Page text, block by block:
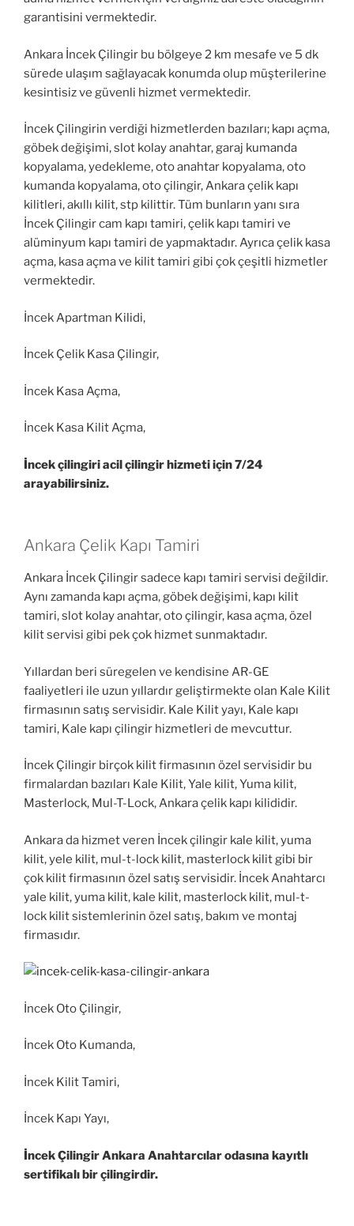
garantisini vermektedir.
Ankara İncek Çilingir bu bölgeye 2 km mesafe ve 5 dk
sürede ulaşım sağlayacak konumda olup müşterilerine
kesintisiz ve güvenli hizmet vermektedir.
İncek Çilingirin verdiği hizmetlerden bazıları; kapı açma,
göbek değişimi, slot kolay anahtar, garaj kumanda
kopyalama, yedekleme, oto anahtar kopyalama, oto
kumanda kopyalama, oto çilingir, Ankara çelik kapı
kilitleri, akıllı kilit, stp kilittir. Tüm bunların yanı sıra
İncek Çilingir cam kapı tamiri, çelik kapı tamiri ve
alüminyum kapı tamiri de yapmaktadır. Ayrıca çelik kasa
açma, kasa açma ve kilit tamiri gibi çok çeşitli hizmetler
vermektedir.
İncek Apartman Kilidi,
İncek Çelik Kasa Çilingir,
İncek Kasa Açma,
İncek Kasa Kilit Açma,
İncek çilingiri acil çilingir hizmeti için 7/24
arayabilirsiniz.
Ankara Çelik Kapı Tamiri
Ankara İncek Çilingir sadece kapı tamiri servisi değildir.
Aynı zamanda kapı açma, göbek değişimi, kapı kilit
tamiri, slot kolay anahtar, oto çilingir, kasa açma, özel
kilit servisi gibi pek çok hizmet sunmaktadır.
Yıllardan beri süregelen ve kendisine AR-GE
faaliyetleri ile uzun yıllardır geliştirmekte olan Kale Kilit
firmasının satış servisidir. Kale Kilit yayı, Kale kapı
tamiri, Kale kapı çilingir hizmetleri de mevcuttur.
İncek Çilingir birçok kilit firmasının özel servisidir bu
firmalardan bazıları Kale Kilit, Yale kilit, Yuma kilit,
Masterlock, Mul-T-Lock, Ankara çelik kapı kilididir.
Ankara da hizmet veren İncek çilingir kale kilit, yuma
kilit, yele kilit, mul-t-lock kilit, masterlock kilit gibi bir
çok kilit firmasının özel satış servisidir. İncek Anahtarcı
yale kilit, yuma kilit, kale kilit, masterlock kilit, mul-t-
lock kilit sistemlerinin özel satış, bakım ve montaj
firmasıdır.
İncek Oto Çilingir,
İncek Oto Kumanda,
İncek Kilit Tamiri,
İncek Kapı Yayı,
İncek Çilingir Ankara Anahtarcılar odasına kayıtlı
sertifikalı bir çilingirdir.